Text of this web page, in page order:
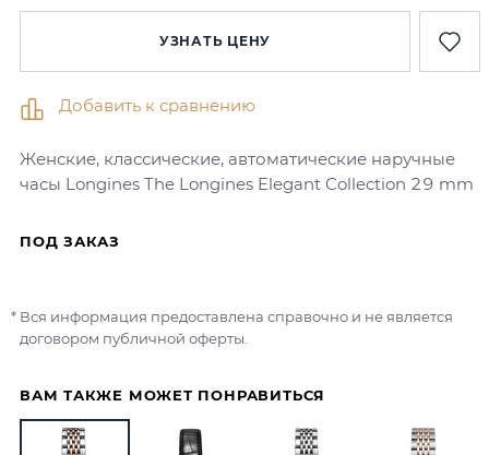
Женские, классические, автоматические наручные
часы Longines The Longines Elegant Collection 29 mm
УЗНАТЬ ЦЕНУ
Добавить к сравнению
ВАМ ТАКЖЕ МОЖЕТ ПОНРАВИТЬСЯ
ПОД ЗАКАЗ
Вся информация предоставлена справочно и не является
договором публичной оферты.